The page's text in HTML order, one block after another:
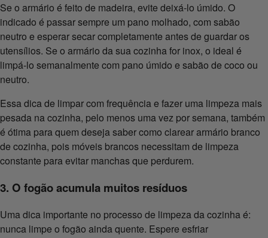
Se o armário é feito de madeira, evite deixá-lo úmido. O
indicado é passar sempre um pano molhado, com sabão
neutro e esperar secar completamente antes de guardar os
utensílios. Se o armário da sua cozinha for inox, o ideal é
limpá-lo semanalmente com pano úmido e sabão de coco ou
neutro.
Essa dica de limpar com frequência e fazer uma limpeza mais
pesada na cozinha, pelo menos uma vez por semana, também
é ótima para quem deseja saber como clarear armário branco
de cozinha, pois móveis brancos necessitam de limpeza
constante para evitar manchas que perdurem.
3. O fogão acumula muitos resíduos
Uma dica importante no processo de limpeza da cozinha é:
nunca limpe o fogão ainda quente. Espere esfriar